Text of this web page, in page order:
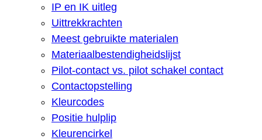
IP en IK uitleg
Uittrekkrachten
Meest gebruikte materialen
Materiaalbestendigheidslijst
Pilot-contact vs. pilot schakel contact
Contactopstelling
Kleurcodes
Positie hulplip
Kleurencirkel